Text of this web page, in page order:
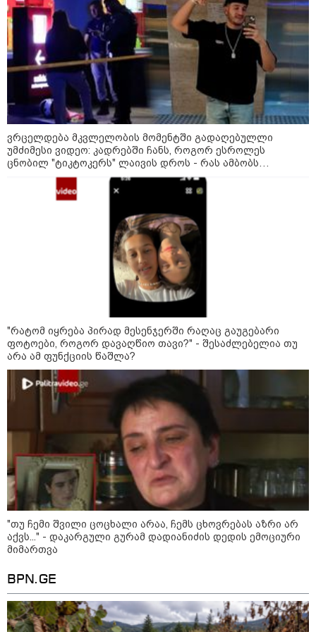
09:52 / 07-08-2026
მიიღო თუ არა გამოძიებამ
"მეტასგან" რაიმე მონაცემები? -
რას პასუხობს კითხვაზე ნია
იმნაძის ადვოკატი
09:25 / 07-08-2026
"დასრულდა 9-თვიანი კოშმარი
570 ოჯახისთვის" - "სფერო
ჰოლდინგის" თანამშრომლებს
განაჩენი გამოუტანეს: რა
სასჯელი ელოდებათ სოფიკო
პეტრიაშვილსა და გივი
წულეისკირს
19:42 / 06-08-2026
"იმნაძემ მის მეგობრებს
ალექსანდრე გაბაშვილს და
გიორგი მალანიას უთხრა,
თითქოსდა მისი მასწავლებელი,
გიგა ავალიანი ზედმეტ
ყურადღებას იჩენდა მის
მიმართ, რითაც გაბაშვილი
19:33 / 06-08-2026
რა სასჯელი ემუქრება ნია
იმნაძეს? - პროკურატურამ მას
კატეგორიის ყველა სიახლე
მკითხველის რჩევით
ვრცელდება მკვლელობის მომენტში გადაღებულლი
უმძიმესი ვიდეო: კადრებში ჩანს, როგორ ესროლეს
ცნობილ "ტიკტოკერს" ლაივის დროს - რას ამბობს
მომხდარზე მექსიკის პოლიცია
"რატომ იყრება პირად მესენჯერში რაღაც გაუგებარი
ფოტოები, როგორ დავაღწიო თავი?" - შესაძლებელია თუ
არა ამ ფუნქციის წაშლა?
"თუ ჩემი შვილი ცოცხალი არაა, ჩემს ცხოვრებას აზრი არ
აქვს..." - დაკარგული გურამ დადიანიძის დედის ემოციური
მიმართვა
BPN.GE